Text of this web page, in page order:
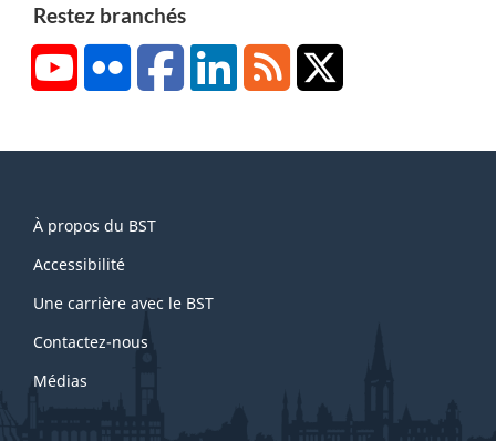
Restez branchés
YouTubeFlickr FacebookLinkedInRSS
this
site
À propos du BST
Accessibilité
Une carrière avec le BST
Contactez-nous
Médias